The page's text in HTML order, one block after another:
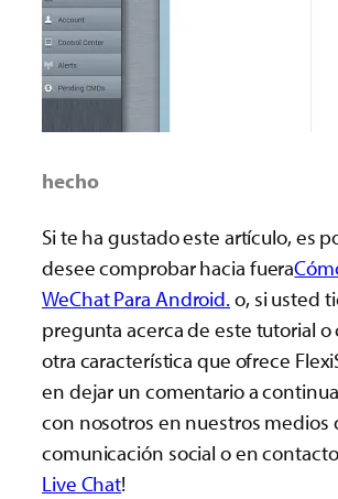
hecho
Si te ha gustado este artículo, es
desee comprobar hacia fuera
WeChat Para Android.o, si usted
pregunta acerca de este tutorial o
otra característica que ofrece
en dejar un comentario a
con nosotros en nuestros medios
comunicación social o en
Live Chat!